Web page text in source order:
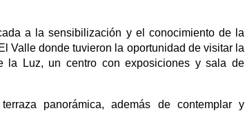
a la sensibilización y el conocimiento de la
Valle donde tuvieron la oportunidad de visitar la
la Luz, un centro con exposiciones y sala de
panorámica, además de contemplar y